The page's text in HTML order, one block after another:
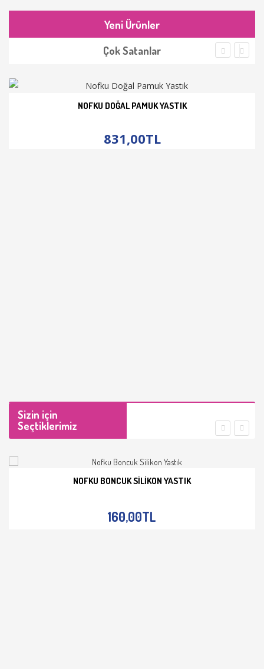
Yeni Ürünler
Çok Satanlar
NOFKU DOĞAL PAMUK YASTIK
831,00TL
Sizin için
Seçtiklerimiz
NOFKU BONCUK SILIKON YASTIK
160,00TL